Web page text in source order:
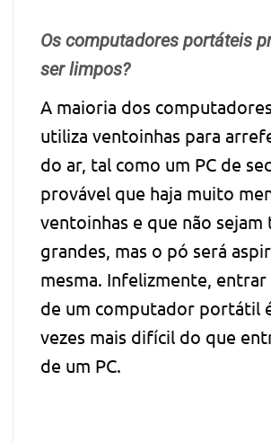
Os computadores portáteis
ser limpos?
A maioria dos
utiliza ventoinhas para
do ar, tal como um PC de
provável que haja muito
ventoinhas e que não sejam
grandes, mas o pó será
mesma. Infelizmente,
de um computador portátil
vezes mais difícil do que
de um PC.